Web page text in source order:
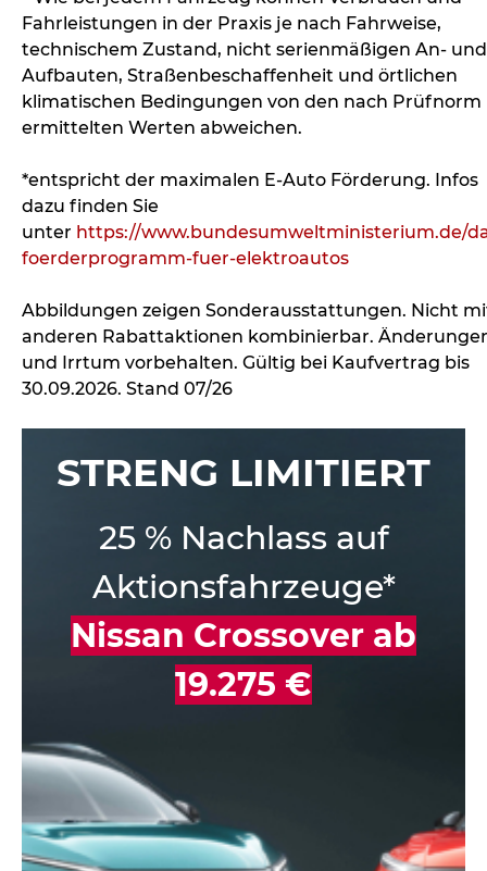
Fahrleistungen in der Praxis je nach Fahrweise,
technischem Zustand, nicht serienmäßigen An- und
Aufbauten, Straßenbeschaffenheit und örtlichen
klimatischen Bedingungen von den nach Prüfnorm
ermittelten Werten abweichen.
*entspricht der maximalen E-Auto Förderung. Infos
dazu finden Sie
unter https://www.bundesumweltministerium.de/
foerderprogramm-fuer-elektroautos
Abbildungen zeigen Sonderausstattungen. Nicht
anderen Rabattaktionen kombinierbar.
und Irrtum vorbehalten. Gültig bei Kaufvertrag bis
30.09.2026. Stand 07/26
STRENG LIMITIERT
25 % Nachlass auf
Aktionsfahrzeuge*
Nissan Crossover ab
19.275 €